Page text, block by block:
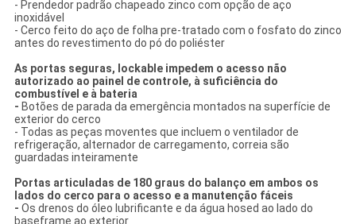
- Prendedor padrão chapeado zinco com opção de aço
inoxidável
- Cerco feito do aço de folha pre-tratado com o fosfato do zinco
antes do revestimento do pó do poliéster
As portas seguras, lockable impedem o acesso não
autorizado ao painel de controle, à suficiência do
combustível e à bateria
- Botões de parada da emergência montados na superfície de
exterior do cerco
- Todas as peças moventes que incluem o ventilador de
refrigeração, alternador de carregamento, correia são
guardadas inteiramente
Portas articuladas de 180 graus do balanço em ambos os
lados do cerco para o acesso e a manutenção fáceis
- Os drenos do óleo lubrificante e da água hosed ao lado do
baseframe ao exterior